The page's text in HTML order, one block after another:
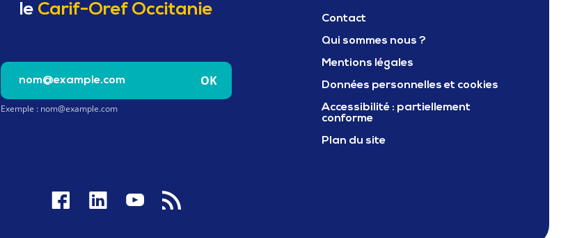
le Carif-Oref Occitanie
Saisissez votre e-mail pour vous inscrire à la newsletter Carif oref occitanie
Exemple : nom@example.com
OK
Contact
Qui sommes nous ?
Mentions légales
Données personnelles et cookies
Accessibilité : partiellement
conforme
Plan du site